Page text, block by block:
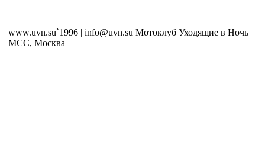
www.uvn.su`1996 | info@uvn.su Мотоклуб Уходящие в Ночь
MCC, Москва